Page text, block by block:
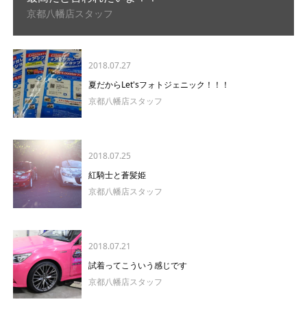
京都八幡店スタッフ
2018.07.27
夏だからLet'sフォトジェニック！！！
京都八幡店スタッフ
2018.07.25
紅騎士と蒼髪姫
京都八幡店スタッフ
2018.07.21
試着ってこういう感じです
京都八幡店スタッフ